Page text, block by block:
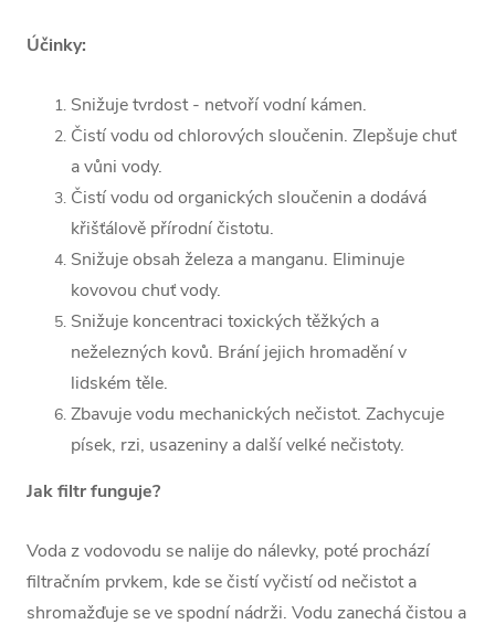
Účinky:
Snižuje tvrdost - netvoří vodní kámen.
Čistí vodu od chlorových sloučenin. Zlepšuje chuť
a vůni vody.
Čistí vodu od organických sloučenin a dodává
křišťálově přírodní čistotu.
Snižuje obsah železa a manganu. Eliminuje
kovovou chuť vody.
Snižuje koncentraci toxických těžkých a
neželezných kovů. Brání jejich hromadění v
lidském těle.
Zbavuje vodu mechanických nečistot. Zachycuje
písek, rzi, usazeniny a další velké nečistoty.
Jak filtr funguje?
Voda z vodovodu se nalije do nálevky, poté prochází
filtračním prvkem, kde se čistí vyčistí od nečistot a
shromažďuje se ve spodní nádrži. Vodu zanechá čistou a